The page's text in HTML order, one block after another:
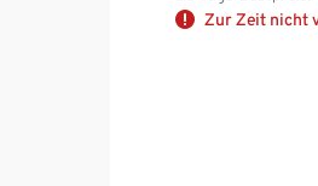
Zur Zeit nicht